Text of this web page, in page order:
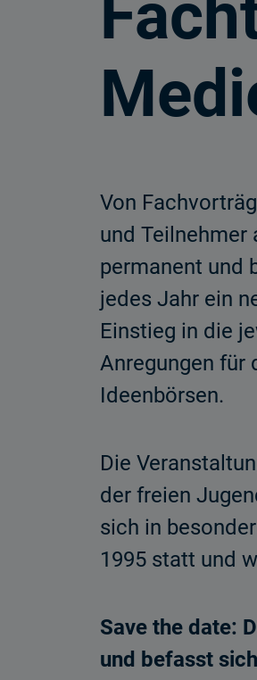
Von
und Teilnehmer
permanent und
jedes Jahr ein
Einstieg in die
Anregungen für
Ideenbörsen.
Die
der freien
sich in
1995 statt und
Save the date:
und befasst